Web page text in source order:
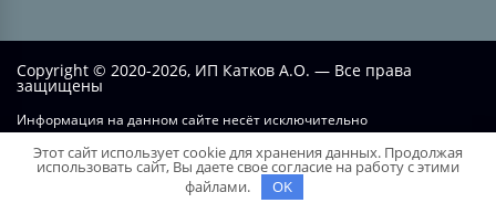
Copyright © 2020-2026, ИП Катков А.О. — Все права
защищены
Информация на данном сайте несёт исключительно
публичной офертой, определяемой положением статьи №437 ГК РФ.
Этот сайт использует cookie для хранения данных. Продолжая
использовать сайт, Вы даете свое согласие на работу с этими
файлами.
OK